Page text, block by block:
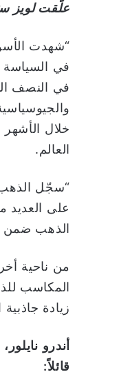
علَّقت لويز
“شهدت
في السياسة
خلال
العالم.
على العديد
الذهب ضمن
من ناحية
المكاسب
زيادة
أندرو نايلور،
قائلاً: